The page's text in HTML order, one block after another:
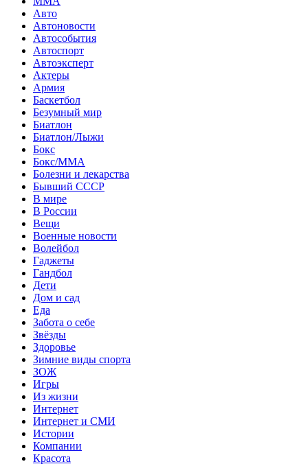
Авто
Автоновости
Автособытия
Автоспорт
Автоэксперт
Актеры
Армия
Баскетбол
Безумный мир
Биатлон
Биатлон/Лыжи
Бокс
Бокс/MMA
Болезни и лекарства
Бывший СССР
В мире
В России
Вещи
Военные новости
Волейбол
Гаджеты
Гандбол
Дети
Дом и сад
Еда
Забота о себе
Звёзды
Здоровье
Зимние виды спорта
ЗОЖ
Игры
Из жизни
Интернет
Интернет и СМИ
Истории
Компании
Красота